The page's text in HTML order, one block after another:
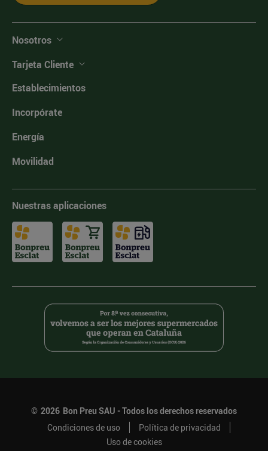
Nosotros
Tarjeta Cliente
Establecimientos
Incorpórate
Energía
Movilidad
Nuestras aplicaciones
© 2026 Bon Preu SAU - Todos los derechos reservados
Condiciones de uso
Política de privacidad
Uso de cookies